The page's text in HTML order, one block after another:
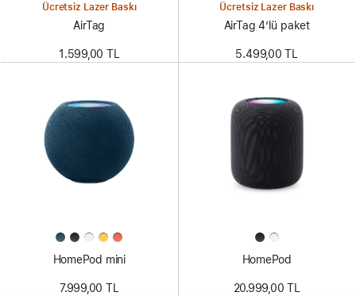
Ücretsiz Lazer Baskı
AirTag
1.599,00 TL
Ücretsiz Lazer Baskı
AirTag 4’lü paket
5.499,00 TL
HomePod mini
7.999,00 TL
HomePod
20.999,00 TL